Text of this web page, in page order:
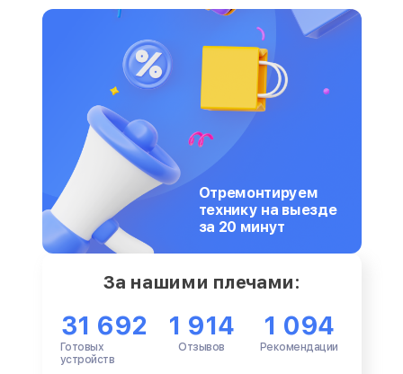
Отремонтируем
технику на выезде
за 20 минут
За нашими плечами:
31 692
Готовых
устройств
1 914
Отзывов
1 094
Рекомендации